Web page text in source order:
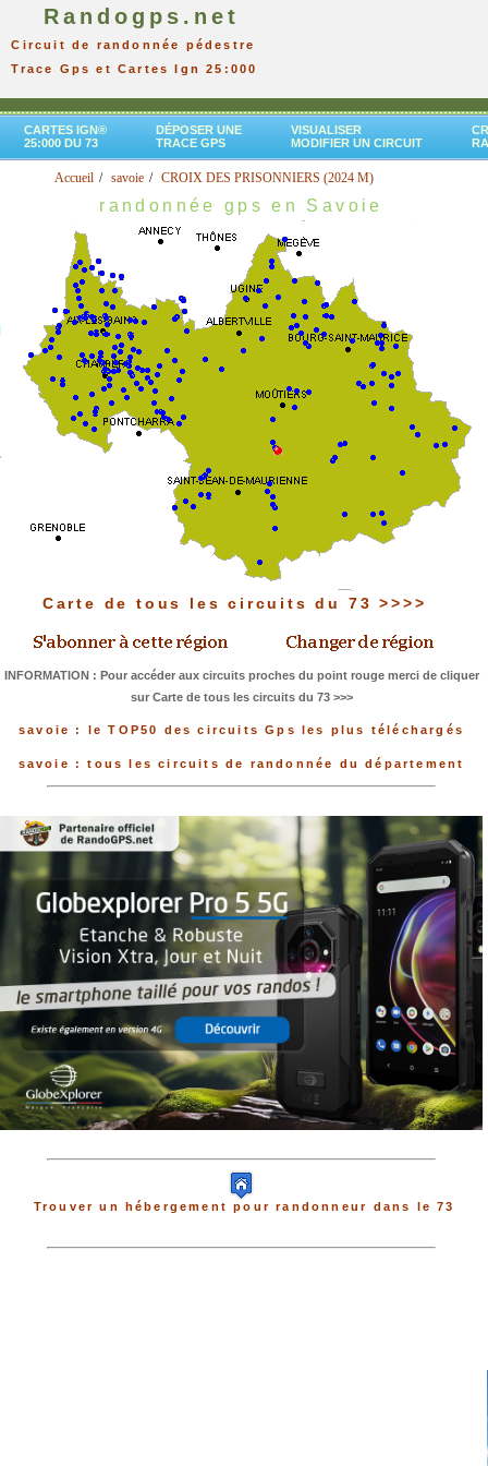
Randogps.net
Circuit de randonnée pédestre
Trace Gps et Cartes Ign 25:000
CARTES IGN®
25:000 DU 73
DÉPOSER UNE
TRACE GPS
VISUALISER
MODIFIER UN CIRCUIT
Accueil savoie CROIX DES PRISONNIERS (2024 M)
randonnée gps en Savoie
Carte de tous les circuits du 73 >>>>
INFORMATION : Pour accéder aux circuits proches du point rouge merci de cliquer
sur Carte de tous les circuits du 73 >>>
savoie : le TOP50 des circuits Gps les plus téléchargés
savoie : tous les circuits de randonnée du département
Trouver un hébergement pour randonneur dans le 73